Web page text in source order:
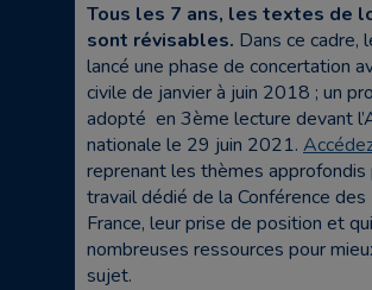
Tous les 7 ans, les textes de
sont révisables. Dans ce cadre,
lancé une phase de concertation
civile de janvier à juin 2018 ; un
adopté en 3ème lecture devant
nationale le 29 juin 2021.
reprenant les thèmes approfondis
travail dédié de la Conférence
France, leur prise de position et
nombreuses ressources pour
sujet.